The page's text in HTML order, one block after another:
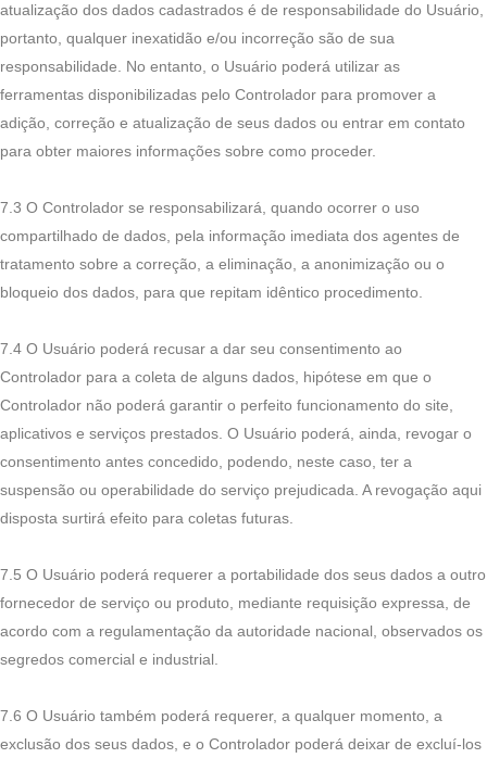
atualização dos dados cadastrados é de responsabilidade do Usuário,
portanto, qualquer inexatidão e/ou incorreção são de sua
responsabilidade. No entanto, o Usuário poderá utilizar as
ferramentas disponibilizadas pelo Controlador para promover a
adição, correção e atualização de seus dados ou entrar em contato
para obter maiores informações sobre como proceder.
7.3 O Controlador se responsabilizará, quando ocorrer o uso
compartilhado de dados, pela informação imediata dos agentes de
tratamento sobre a correção, a eliminação, a anonimização ou o
bloqueio dos dados, para que repitam idêntico procedimento.
7.4 O Usuário poderá recusar a dar seu consentimento ao
Controlador para a coleta de alguns dados, hipótese em que o
Controlador não poderá garantir o perfeito funcionamento do site,
aplicativos e serviços prestados. O Usuário poderá, ainda, revogar o
consentimento antes concedido, podendo, neste caso, ter a
suspensão ou operabilidade do serviço prejudicada. A revogação aqui
disposta surtirá efeito para coletas futuras.
7.5 O Usuário poderá requerer a portabilidade dos seus dados a outro
fornecedor de serviço ou produto, mediante requisição expressa, de
acordo com a regulamentação da autoridade nacional, observados os
segredos comercial e industrial.
7.6 O Usuário também poderá requerer, a qualquer momento, a
exclusão dos seus dados, e o Controlador poderá deixar de excluí-los